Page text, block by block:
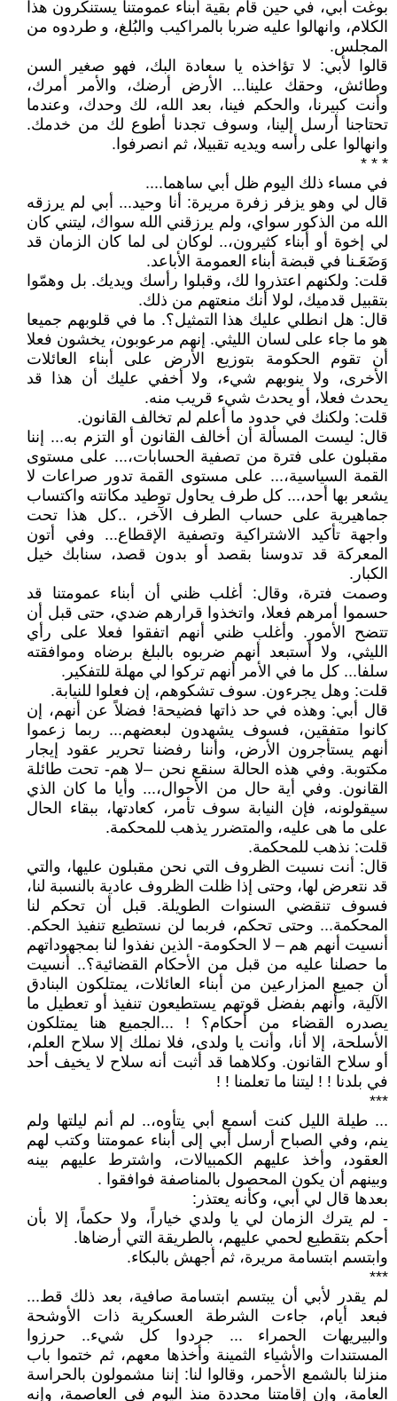
بوغت أبي، في حين قام بقية أبناء عمومتنا يستنكرون هذا
الكلام، وانهالوا عليه ضربا بالمراكيب والبُلغ، و طردوه من
المجلس.
قالوا لأبي: لا تؤاخذه يا سعادة البك، فهو صغير السن
وطائش، وحقك علينا... الأرض أرضك، والأمر أمرك،
وأنت كبيرنا، والحكم فينا، بعد الله، لك وحدك، وعندما
تحتاجنا أرسل إلينا، وسوف تجدنا أطوع لك من خدمك.
وانهالوا على رأسه ويديه تقبيلا، ثم انصرفوا.
* * *
في مساء ذلك اليوم ظل أبي ساهما....
قال لي وهو يزفر زفرة مريرة: أنا وحيد... أبي لم يرزقه
الله من الذكور سواي، ولم يرزقني الله سواك، ليتني كان
لي إخوة أو أبناء كثيرون،.. لوكان لى لما كان الزمان قد
وَضَعَـنا في قبضة أبناء العمومة الأباعد.
قلت: ولكنهم اعتذروا لك، وقبلوا رأسك ويديك. بل وهمّوا
بتقبيل قدميك، لولا أنك منعتهم من ذلك.
قال: هل انطلي عليك هذا التمثيل؟. ما في قلوبهم جميعا
هو ما جاء على لسان الليثي. إنهم مرعوبون، يخشون فعلا
أن تقوم الحكومة بتوزيع الأرض على أبناء العائلات
الأخرى، ولا ينوبهم شيء، ولا أخفي عليك أن هذا قد
يحدث فعلا، أو يحدث شيء قريب منه.
قلت: ولكنك في حدود ما أعلم لم تخالف القانون.
قال: ليست المسألة أن أخالف القانون أو التزم به... إننا
مقبلون على فترة من تصفية الحسابات،... على مستوى
القمة السياسية،... على مستوى القمة تدور صراعات لا
يشعر بها أحد،... كل طرف يحاول توطيد مكانته واكتساب
جماهيرية على حساب الطرف الآخر، ..كل هذا تحت
واجهة تأكيد الاشتراكية وتصفية الإقطاع... وفي أتون
المعركة قد تدوسنا بقصد أو بدون قصد، سنابك خيل
الكبار.
وصمت فترة، وقال: أغلب ظني أن أبناء عمومتنا قد
حسموا أمرهم فعلا، واتخذوا قرارهم ضدي، حتى قبل أن
تتضح الأمور. وأغلب ظني أنهم اتفقوا فعلا على رأي
الليثي، ولا أستبعد أنهم ضربوه بالبلغ برضاه وموافقته
سلفا... كل ما في الأمر أنهم تركوا لي مهلة للتفكير.
قلت: وهل يجرءون. سوف تشكوهم، إن فعلوا للنيابة.
قال أبي: وهذه في حد ذاتها فضيحة! فضلاً عن أنهم، إن
كانوا متفقين، فسوف يشهدون لبعضهم... ربما زعموا
أنهم يستأجرون الأرض، وأننا رفضنا تحرير عقود إيجار
مكتوبة. وفي هذه الحالة سنقع نحن –لا هم- تحت طائلة
القانون. وفي أية حال من الأحوال،... وأيا ما كان الذي
سيقولونه، فإن النيابة سوف تأمر، كعادتها، ببقاء الحال
على ما هى عليه، والمتضرر يذهب للمحكمة.
قلت: نذهب للمحكمة.
قال: أنت نسيت الظروف التي نحن مقبلون عليها، والتي
قد نتعرض لها، وحتى إذا ظلت الظروف عادية بالنسبة لنا،
فسوف تنقضي السنوات الطويلة. قبل أن تحكم لنا
المحكمة... وحتى تحكم، فربما لن نستطيع تنفيذ الحكم.
أنسيت أنهم هم – لا الحكومة- الذين نفذوا لنا بمجهوداتهم
ما حصلنا عليه من قبل من الأحكام القضائية؟.. أنسيت
أن جميع المزارعين من أبناء العائلات، يمتلكون البنادق
الآلية، وأنهم بفضل قوتهم يستطيعون تنفيذ أو تعطيل ما
يصدره القضاء من أحكام؟ ! ...الجميع هنا يمتلكون
الأسلحة، إلا أنا، وأنت يا ولدى، فلا نملك إلا سلاح العلم،
أو سلاح القانون. وكلاهما قد أثبت أنه سلاح لا يخيف أحد
في بلدنا ! ! ليتنا ما تعلمنا ! !
***
... طيلة الليل كنت أسمع أبي يتأوه،.. لم أنم ليلتها ولم
ينم، وفي الصباح أرسل أبي إلى أبناء عمومتنا وكتب لهم
العقود، وأخذ عليهم الكمبيالات، واشترط عليهم بينه
وبينهم أن يكون المحصول بالمناصفة فوافقوا .
بعدها قال لي أبي، وكأنه يعتذر:
- لم يترك الزمان لي يا ولدي خياراً، ولا حكماً، إلا بأن
أحكم بتقطيع لحمي عليهم، بالطريقة التي أرضاها.
وابتسم ابتسامة مريرة، ثم أجهش بالبكاء.
***
لم يقدر لأبي أن يبتسم ابتسامة صافية، بعد ذلك قط...
فبعد أيام، جاءت الشرطة العسكرية ذات الأوشحة
والبيريهات الحمراء ... جردوا كل شيء.. حرزوا
المستندات والأشياء الثمينة وأخذها معهم، ثم ختموا باب
منزلنا بالشمع الأحمر، وقالوا لنا: إننا مشمولون بالحراسة
العامة، وإن إقامتنا محددة منذ اليوم في العاصمة، وإنه